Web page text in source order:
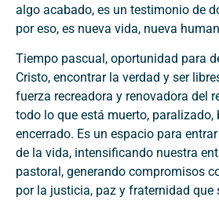
algo acabado, es un testimonio de
por eso, es nueva vida, nueva
Tiempo pascual, oportunidad para
Cristo, encontrar la verdad y ser
fuerza recreadora y renovadora del
todo lo que está muerto, paralizado,
encerrado. Es un espacio para
de la vida, intensificando nuestra
pastoral, generando compromisos
por la justicia, paz y fraternidad que